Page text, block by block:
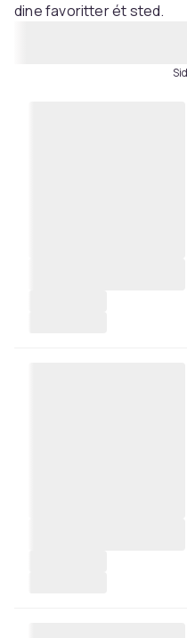
dine favoritter ét sted.